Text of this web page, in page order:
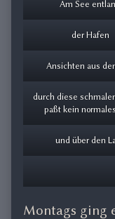
Am See
der Hafen
Ansichten aus
durch diese
paßt kein
und über den
Montags ging